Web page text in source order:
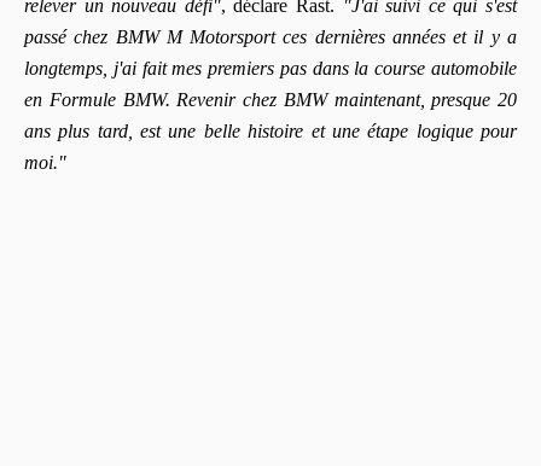
relever un nouveau défi", déclare Rast. "J'ai suivi ce qui s'est
passé chez BMW M Motorsport ces dernières années et il y a
longtemps, j'ai fait mes premiers pas dans la course automobile
en Formule BMW. Revenir chez BMW maintenant, presque 20
ans plus tard, est une belle histoire et une étape logique pour
moi."